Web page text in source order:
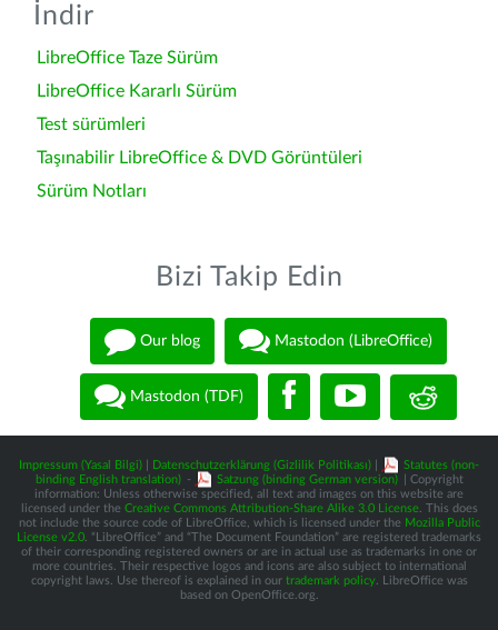
İndir
LibreOffice Taze Sürüm
LibreOffice Kararlı Sürüm
Test sürümleri
Taşınabilir LibreOffice & DVD Görüntüleri
Sürüm Notları
Bizi Takip Edin
Our blog Mastodon (LibreOffice)
Mastodon (TDF)
Impressum (Yasal Bilgi) Datenschutzerklärung (Gizlilik Politikası)
Statutes (non-
binding English translation) - Satzung (binding German version)
| Copyright
information: Unless otherwise specified, all text and images on this website are
licensed under the Creative Commons Attribution-Share Alike 3.0 License. This does
not include the source code of LibreOffice, which is licensed under the Mozilla Public
License v2.0 . “LibreOffice” and “The Document Foundation” are registered trademarks
of their corresponding registered owners or are in actual use as trademarks in one or
more countries. Their respective logos and icons are also subject to international
copyright laws. Use thereof is explained in our trademark policy. LibreOffice was
based on OpenOffice.org.